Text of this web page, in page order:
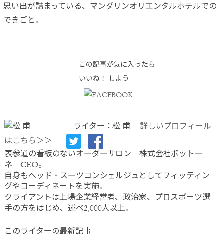
思い出が詰まっている、マンダリンオリエンタルホテルでの
できごと。
この記事が気に入ったら
いいね！ しよう
ライター：松 甫
詳しいプロフィール
はこちら＞＞
表参道の看板のないオーダーサロン 株式会社ボットー
ネ CEO。
自身もヘッド・スーツコンシェルジュとしてフィッティン
グやコーディネートを実施。
クライアントは上場企業経営者、政治家、プロスポーツ選
手の方をはじめ、述べ2,000人以上。
このライターの最新記事